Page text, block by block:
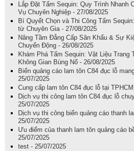
Lắp Đặt Tấm Sequin: Quy Trình Nhanh
Vụ Chuyên Nghiệp - 27/08/2025
Bí Quyết Chọn và Thi Công Tấm
từ Chuyên Gia - 27/08/2025
Nâng Tầm Đẳng Cấp Sân Khấu & Sự
Chuyển Động - 26/08/2025
Khám Phá Tấm Sequin: Vật Liệu Trang
Không Gian Bùng Nổ - 26/08/2025
Biển quảng cáo lam tôn C84 đục lỗ
25/07/2025
Cung cấp lam tôn C84 đục lỗ tại
Dịch vụ thi công lam tôn C84 đục lỗ
25/07/2025
Dịch vụ thi công biển quảng cáo thanh
25/07/2025
Ưu điểm của thanh lam tôn quảng cáo
25/07/2025
test - 25/07/2025